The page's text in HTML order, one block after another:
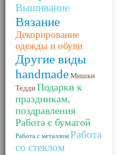
Вышивание
Вязание
Декорирование
одежды и обуви
Другие виды
handmadeМишки
ТеддиПодарки к
праздникам,
поздравления
Работа с бумагой
Работа с металлом Работа
со стеклом